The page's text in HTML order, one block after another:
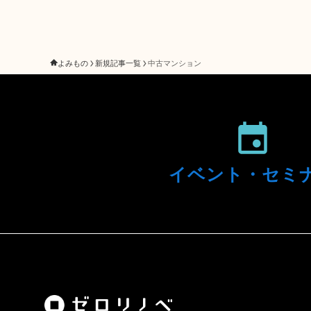
よみもの 新規記事一覧 中古マンション
イベント・ セミ